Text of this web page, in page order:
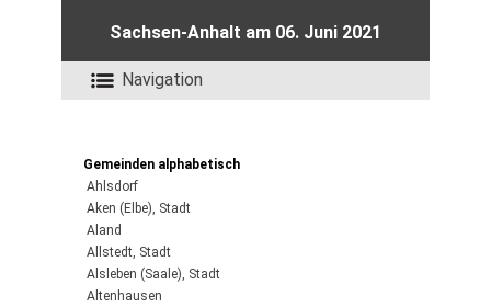
Sachsen-Anhalt am 06. Juni 2021
Navigation
Gemeinden alphabetisch
Ahlsdorf
Aken (Elbe), Stadt
Aland
Allstedt, Stadt
Alsleben (Saale), Stadt
Altenhausen